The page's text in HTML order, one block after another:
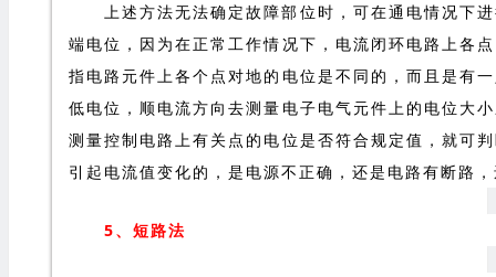
上述方法无法确定故障部位时，可在通电情况下
端电位，因为在正常工作情况下，电流闭环电路上各
指电路元件上各个点对地的电位是不同的，而且是有
低电位，顺电流方向去测量电子电气元件上的电位大
测量控制电路上有关点的电位是否符合规定值，就可
引起电流值变化的，是电源不正确，还是电路有断路
5、短路法